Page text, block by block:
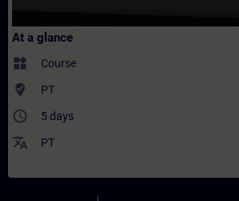
At a glance
widgets Course
where_to_vote PT
access_time 5 days
translate PT